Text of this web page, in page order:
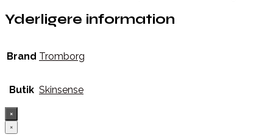
Yderligere information
Brand Tromborg
Butik Skinsense
×
×